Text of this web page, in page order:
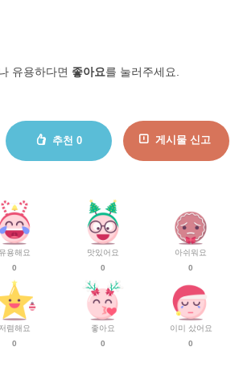
유용하다면 좋아요를 눌러주세요.
추천 0 게시물 신고
유용해요
0
저렴해요
0
맛있어요
0
좋아요
0
아쉬워요
0
이미 샀어요
0